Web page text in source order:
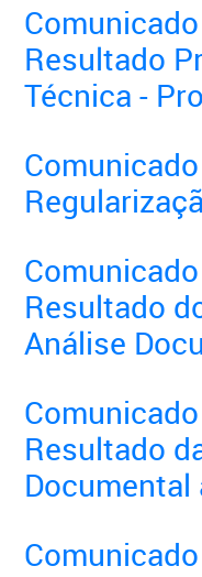
Resultado
Técnica -
Resultado
Análise
Resultado